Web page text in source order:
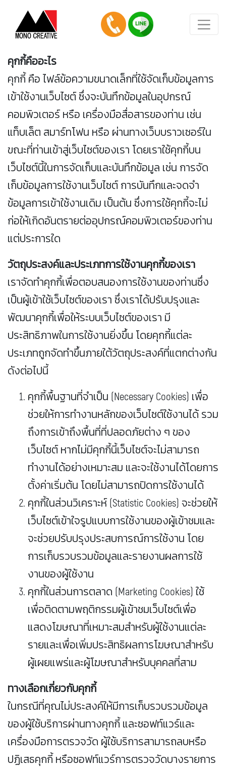
เว็บไซต์
บริการ
เว็บไซต์
บริการ
ดูแล
ราย
เดือน
ราย
ปี
การ
ตลาด
ออนไลน์
Line
OA
Facebook
&
Youtube
Landing
Page
Graphic
Design
Google
Service
Google
Workspace
Email
คุกกี้คืออะไร
คุกกี้ คือ ไฟล์ข้อความขนาดเล็กที่ใช้จัดเก็บข้อมูลการ
เข้าใช้งานเว็บไซต์ ซึ่งจะบันทึกข้อมูลในอุปกรณ์
คอมพิวเตอร์ หรือ เครื่องมือสื่อสารของท่าน เช่น
แท็บเล็ต สมาร์ทโฟน หรือ ผ่านทางเว็บบราวเซอร์ใน
ขณะที่ท่านเข้าสู่เว็บไซต์ของเรา โดยเราใช้คุกกี้บน
เว็บไซต์นี้ในการจัดเก็บและบันทึกข้อมูล เช่น การจัด
เก็บข้อมูลการใช้งานเว็บไซต์ การบันทึกและจดจำ
ข้อมูลการเข้าใช้งานเดิม เป็นต้น ซึ่งการใช้คุกกี้จะไม่
ก่อให้เกิดอันตรายต่ออุปกรณ์คอมพิวเตอร์ของท่าน
แต่ประการใด
วัตถุประสงค์และประเภทการใช้งานคุกกี้ของเรา
เราจัดทำคุกกี้เพื่อตอบสนองการใช้งานของท่านซึ่ง
เป็นผู้เข้าใช้เว็บไซต์ของเรา ซึ่งเราได้ปรับปรุงและ
พัฒนาคุกกี้เพื่อให้ระบบเว็บไซต์ของเรา มี
ประสิทธิภาพในการใช้งานยิ่งขึ้น โดยคุกกี้แต่ละ
ประเภทถูกจัดทำขึ้นภายใต้วัตถุประสงค์ที่แตกต่างกัน
ดังต่อไปนี้
คุกกี้พื้นฐานที่จำเป็น (Necessary Cookies) เพื่อ
ช่วยให้การทำงานหลักของเว็บไซต์ใช้งานได้ รวม
ถึงการเข้าถึงพื้นที่ที่ปลอดภัยต่าง ๆ ของ
เว็บไซต์ หากไม่มีคุกกี้นี้เว็บไซต์จะไม่สามารถ
ทำงานได้อย่างเหมาะสม และจะใช้งานได้โดยการ
ตั้งค่าเริ่มต้น โดยไม่สามารถปิดการใช้งานได้
คุกกี้ในส่วนวิเคราะห์ (Statistic Cookies) จะช่วยให้
เว็บไซต์เข้าใจรูปแบบการใช้งานของผู้เข้าชมและ
จะช่วยปรับปรุงประสบการณ์การใช้งาน โดย
การเก็บรวบรวมข้อมูลและรายงานผลการใช้
งานของผู้ใช้งาน
คุกกี้ในส่วนการตลาด (Marketing Cookies) ใช้
เพื่อติดตามพฤติกรรมผู้เข้าชมเว็บไซต์เพื่อ
แสดงโฆษณาที่เหมาะสมสำหรับผู้ใช้งานแต่ละ
รายและเพื่อเพิ่มประสิทธิผลการโฆษณาสำหรับ
ผู้เผยแพร่และผู้โฆษณาสำหรับบุคคลที่สาม
ทางเลือกเกี่ยวกับคุกกี้
ในกรณีที่คุณไม่ประสงค์ให้มีการเก็บรวบรวมข้อมูล
ของผู้ใช้บริการผ่านทางคุกกี้ และซอฟท์แวร์และ
เครื่องมือการตรวจวัด ผู้ใช้บริการสามารถลบหรือ
ปฏิเสธคุกกี้ หรือซอฟท์แวร์การตรวจวัดบางรายการ